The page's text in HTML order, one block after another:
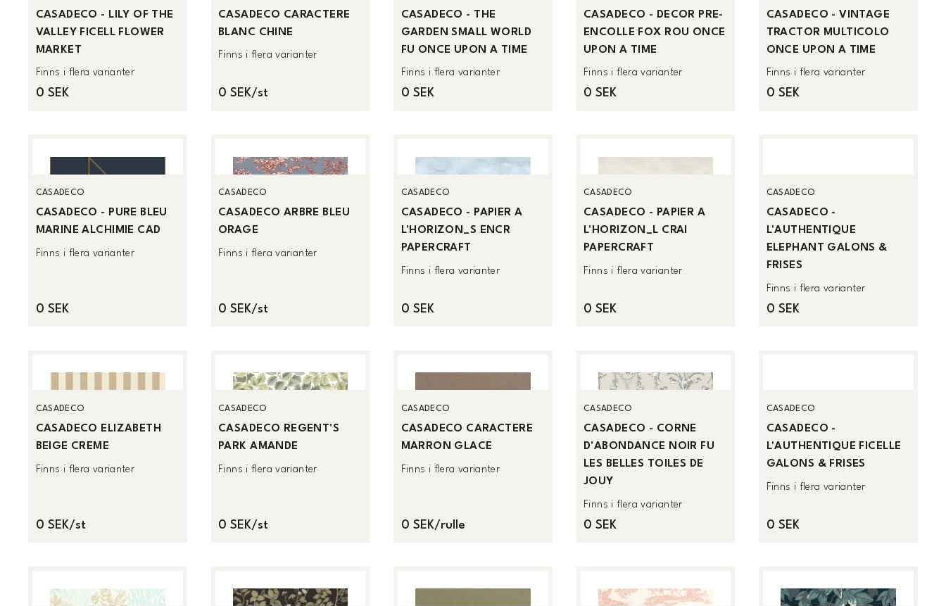
CASADECO - LILY OF THE
VALLEY FICELL FLOWER
MARKET
Finns i flera varianter
0 SEK
CASADECO CARACTERE
BLANC CHINE
Finns i flera varianter
0 SEK/st
CASADECO - THE
GARDEN SMALL WORLD
FU ONCE UPON A TIME
Finns i flera varianter
0 SEK
CASADECO - DECOR PRE-
ENCOLLE FOX ROU ONCE
UPON A TIME
Finns i flera varianter
0 SEK
CASADECO - VINTAGE
TRACTOR MULTICOLO
ONCE UPON A TIME
Finns i flera varianter
0 SEK
CASADECO
CASADECO - PURE BLEU
MARINE ALCHIMIE CAD
Finns i flera varianter
0 SEK
CASADECO
CASADECO ARBRE BLEU
ORAGE
Finns i flera varianter
0 SEK/st
CASADECO
CASADECO - PAPIER A
L'HORIZON_S ENCR
PAPERCRAFT
Finns i flera varianter
0 SEK
CASADECO
CASADECO - PAPIER A
L'HORIZON_L CRAI
PAPERCRAFT
Finns i flera varianter
0 SEK
CASADECO
CASADECO -
L'AUTHENTIQUE
ELEPHANT GALONS &
FRISES
Finns i flera varianter
0 SEK
CASADECO
CASADECO ELIZABETH
BEIGE CREME
Finns i flera varianter
0 SEK/st
CASADECO
CASADECO REGENT'S
PARK AMANDE
Finns i flera varianter
0 SEK/st
CASADECO
CASADECO CARACTERE
MARRON GLACE
Finns i flera varianter
0 SEK/rulle
CASADECO
CASADECO - CORNE
D'ABONDANCE NOIR FU
LES BELLES TOILES DE
JOUY
Finns i flera varianter
0 SEK
CASADECO
CASADECO -
L'AUTHENTIQUE FICELLE
GALONS & FRISES
Finns i flera varianter
0 SEK